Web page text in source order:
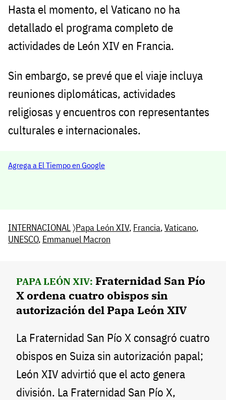
Hasta el momento, el Vaticano no ha
detallado el programa completo de
actividades de León XIV en Francia.
Sin embargo, se prevé que el viaje incluya
reuniones diplomáticas, actividades
religiosas y encuentros con representantes
culturales e internacionales.
Agrega a El Tiempo en Google
INTERNACIONAL〉Papa León XIV, Francia,Vaticano,
UNESCO, Emmanuel Macron
PAPA LEÓN XIV: Fraternidad San Pío
X ordena cuatro obispos sin
autorización del Papa León XIV
La Fraternidad San Pío X consagró cuatro
obispos en Suiza sin autorización papal;
León XIV advirtió que el acto genera
división. La Fraternidad San Pío X,